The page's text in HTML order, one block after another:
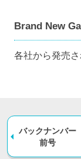
Brand New
各社から発売
バックナンバー
前号